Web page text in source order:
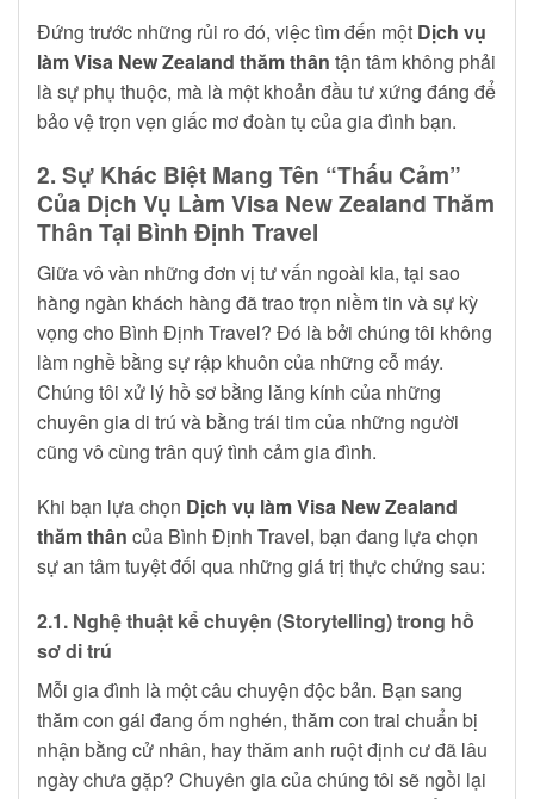
Đứng trước những rủi ro đó, việc tìm đến một Dịch vụ
làm Visa New Zealand thăm thân tận tâm không phải
là sự phụ thuộc, mà là một khoản đầu tư xứng đáng để
bảo vệ trọn vẹn giấc mơ đoàn tụ của gia đình bạn.
2. Sự Khác Biệt Mang Tên “Thấu Cảm”
Của Dịch Vụ Làm Visa New Zealand Thăm
Thân Tại Bình Định Travel
Giữa vô vàn những đơn vị tư vấn ngoài kia, tại sao
hàng ngàn khách hàng đã trao trọn niềm tin và sự kỳ
vọng cho Bình Định Travel? Đó là bởi chúng tôi không
làm nghề bằng sự rập khuôn của những cỗ máy.
Chúng tôi xử lý hồ sơ bằng lăng kính của những
chuyên gia di trú và bằng trái tim của những người
cũng vô cùng trân quý tình cảm gia đình.
Khi bạn lựa chọn Dịch vụ làm Visa New Zealand
thăm thân của Bình Định Travel, bạn đang lựa chọn
sự an tâm tuyệt đối qua những giá trị thực chứng sau:
2.1. Nghệ thuật kể chuyện (Storytelling) trong hồ
sơ di trú
Mỗi gia đình là một câu chuyện độc bản. Bạn sang
thăm con gái đang ốm nghén, thăm con trai chuẩn bị
nhận bằng cử nhân, hay thăm anh ruột định cư đã lâu
ngày chưa gặp? Chuyên gia của chúng tôi sẽ ngồi lại